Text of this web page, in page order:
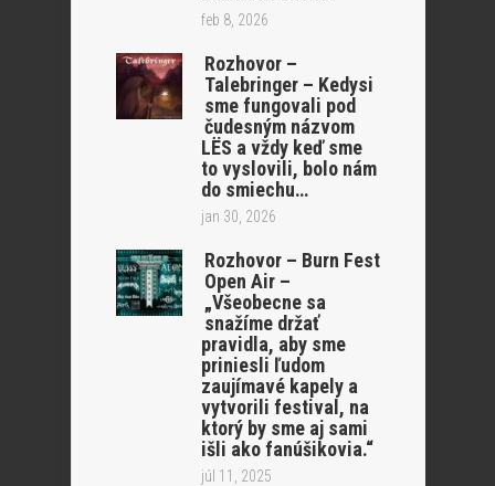
feb 8, 2026
Rozhovor –
Talebringer – Kedysi
sme fungovali pod
čudesným názvom
LËS a vždy keď sme
to vyslovili, bolo nám
do smiechu…
jan 30, 2026
Rozhovor – Burn Fest
Open Air –
„Všeobecne sa
snažíme držať
pravidla, aby sme
priniesli ľudom
zaujímavé kapely a
vytvorili festival, na
ktorý by sme aj sami
išli ako fanúšikovia.“
júl 11, 2025